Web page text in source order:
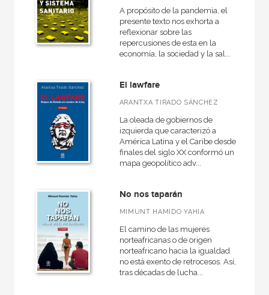
A propósito de la pandemia, el
presente texto nos exhorta a
reflexionar sobre las
repercusiones de esta en la
economía, la sociedad y la sal...
El lawfare
ARANTXA TIRADO SÁNCHEZ
La oleada de gobiernos de
izquierda que caracterizó a
América Latina y el Caribe desde
finales del siglo XX conformó un
mapa geopolítico adv...
No nos taparán
MIMUNT HAMIDO YAHIA
El camino de las mujeres
norteafricanas o de origen
norteafricano hacia la igualdad
no está exento de retrocesos. Así,
tras décadas de lucha...